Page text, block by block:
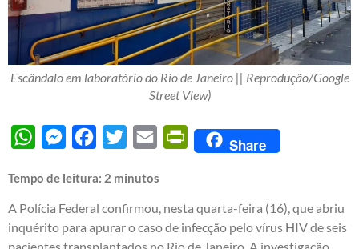
Escândalo em laboratório do Rio de Janeiro || Reprodução/Google
Street View)
WhatsAppMessengerFacebook
Twitter Email PrintFriendly
Share
Tempo de leitura: 2 minutos
A Polícia Federal confirmou, nesta quarta-feira (16), que abriu
inquérito para apurar o caso de infecção pelo vírus HIV de seis